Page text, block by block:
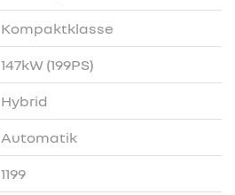
Kompaktklasse
147kW (199PS)
Hybrid
Automatik
1199